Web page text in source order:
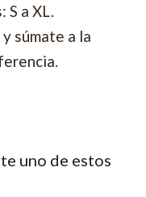
S a XL.
súmate a la
uno de estos